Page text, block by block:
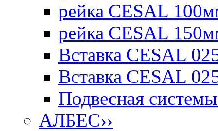
рейка CESAL
рейка CESAL
Вставка CESAL
Вставка CESAL
Подвесная
АЛБЕС››